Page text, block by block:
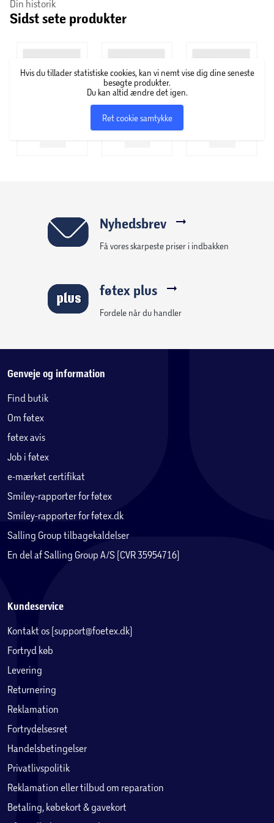
High5 har mange års erfaring inden for energiprodukter
frugtsaft i deres gels for at opnå en mere frisk smag.
Derudover optages produkterne hos hurtigt i kroppen, som
er ideel ved sport, træning og motion.
Din historik
Sidst sete produkter
Hvis du tillader statistiske cookies, kan vi nemt vise dig dine seneste
besøgte produkter.
Du kan altid ændre det igen.
Ret cookie samtykke
Nyhedsbrev
Få vores skarpeste priser i indbakken
føtex plus
Fordele når du handler
Genveje og information
Find butik
Om føtex
føtex avis
Job i føtex
e-mærket certifikat
Smiley-rapporter for føtex
Smiley-rapporter for føtex.dk
Salling Group tilbagekaldelser
En del af Salling Group A/S (CVR 35954716)
Kundeservice
Kontakt os (support@foetex.dk)
Fortryd køb
Levering
Returnering
Reklamation
Fortrydelsesret
Handelsbetingelser
Privatlivspolitik
Reklamation eller tilbud om reparation
Betaling, købekort & gavekort